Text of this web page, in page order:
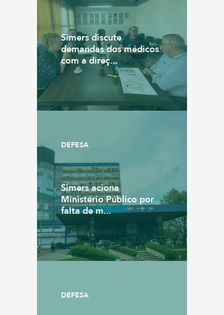
Simers discute
demandas dos médicos
com a direç...
DEFESA
Simers aciona
Ministério Público por
falta de m...
DEFESA